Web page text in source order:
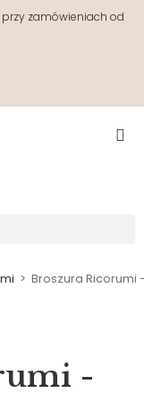
zamówieniach od
> Broszura Ricorumi
-